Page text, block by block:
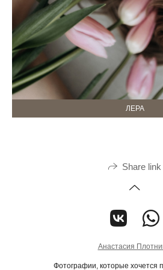
ЛЕРА
Share link
Анастасия
Фотографии, которые хочется